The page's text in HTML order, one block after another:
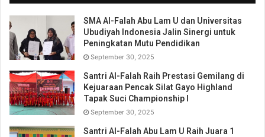
SMA Al-Falah Abu Lam U dan Universitas
Ubudiyah Indonesia Jalin Sinergi untuk
Peningkatan Mutu Pendidikan
September 30, 2025
Santri Al-Falah Raih Prestasi Gemilang di
Kejuaraan Pencak Silat Gayo Highland
Tapak Suci Championship I
September 30, 2025
Santri Al-Falah Abu Lam U Raih Juara 1